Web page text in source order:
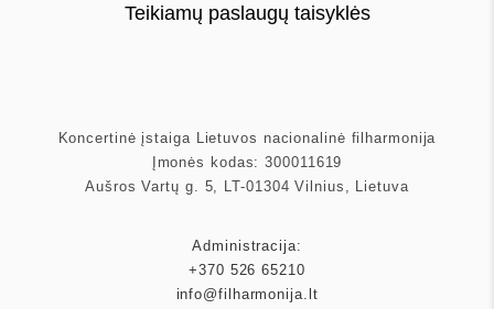
Teikiamų paslaugų taisyklės
Koncertinė įstaiga Lietuvos nacionalinė filharmonija
Įmonės kodas: 300011619
Aušros Vartų g. 5, LT-01304 Vilnius, Lietuva
Administracija:
+370 526 65210
info@filharmonija.lt